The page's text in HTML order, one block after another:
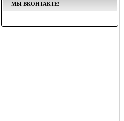
МЫ ВКОНТАКТЕ!